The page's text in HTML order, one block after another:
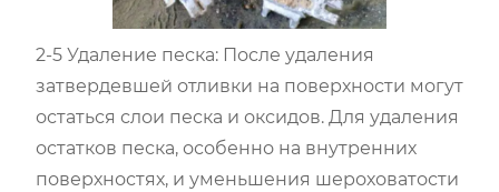
2-5 Удаление песка: После удаления
затвердевшей отливки на поверхности могут
остаться слои песка и оксидов. Для удаления
остатков песка, особенно на внутренних
поверхностях, и уменьшения шероховатости